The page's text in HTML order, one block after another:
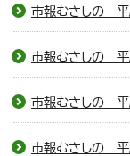
市報むさしの
市報むさしの
市報むさしの
市報むさしの